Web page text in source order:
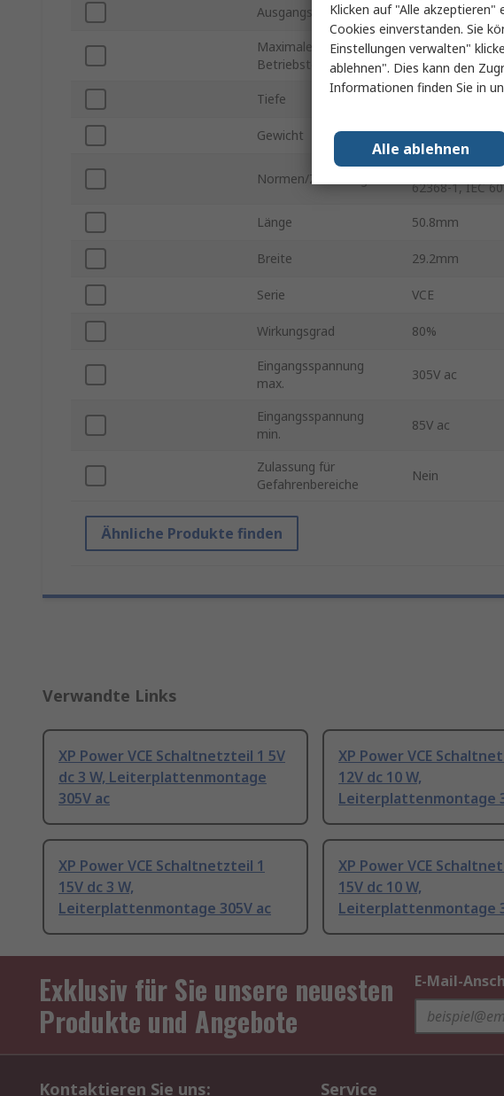
Ausgangsstrom 2400mA
Maximale
Betriebstemperatur
70°C
Tiefe
Gewicht 52g
Normen/Zulassungen
UL 62368-1,
62368-1, IEC
Länge 50.8mm
Breite 29.2mm
Serie VCE
Wirkungsgrad 80%
Eingangsspannung
max.
305V ac
Eingangsspannung
min.
85V ac
Zulassung für
Gefahrenbereiche
Nein
Ähnliche Produkte finden
Verwandte Links
XP Power VCE Schaltnetzteil 1 5V
dc 3 W, Leiterplattenmontage
305V ac
XP Power VCE
12V dc 10 W,
Leiterplattenmontage
XP Power VCE Schaltnetzteil 1
15V dc 3 W,
Leiterplattenmontage 305V ac
XP Power VCE
15V dc 10 W,
Leiterplattenmontage
Exklusiv für Sie unsere neuesten
Produkte und Angebote
E-Mail-
Kontaktieren Sie uns: Service
Klicken auf "Alle akzeptieren"
Cookies einverstanden. Sie
Einstellungen verwalten"
ablehnen". Dies kann den
Informationen finden Sie in
Alle ablehnen